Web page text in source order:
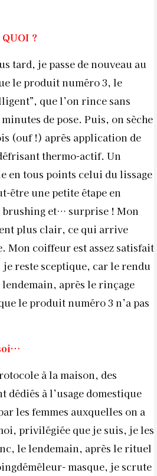
?
tard, je passe de nouveau au
le produit numéro 3, le
que l’on rince sans
de pose. Puis, on sèche
(ouf !) après application de
thermo-actif. Un
en tous points celui du lissage
être une petite étape en
et… surprise ! Mon
plus clair, ce qui arrive
Mon coiffeur est assez satisfait
reste sceptique, car le rendu
après le rinçage
le produit numéro 3 n’a pas
à la maison, des
dédiés à l’usage domestique
les femmes auxquelles on a
privilégiée que je suis, je les
le lendemain, après le rituel
masque, je scrute